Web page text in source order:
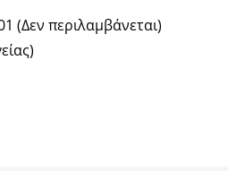
(Δεν περιλαμβάνεται)